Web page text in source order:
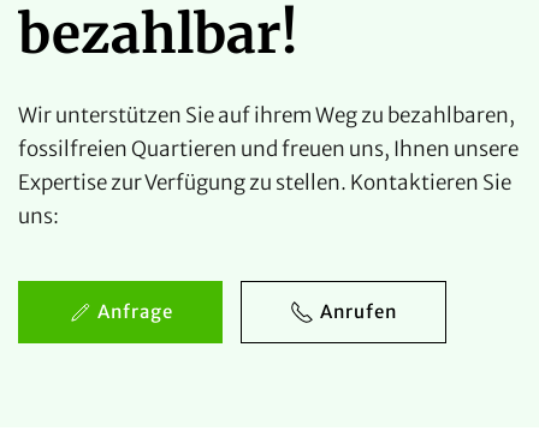
bezahlbar!
Wir unterstützen Sie auf ihrem Weg zu bezahlbaren,
fossilfreien Quartieren und freuen uns, Ihnen unsere
Expertise zur Verfügung zu stellen. Kontaktieren Sie
uns:
Anfrage Anrufen